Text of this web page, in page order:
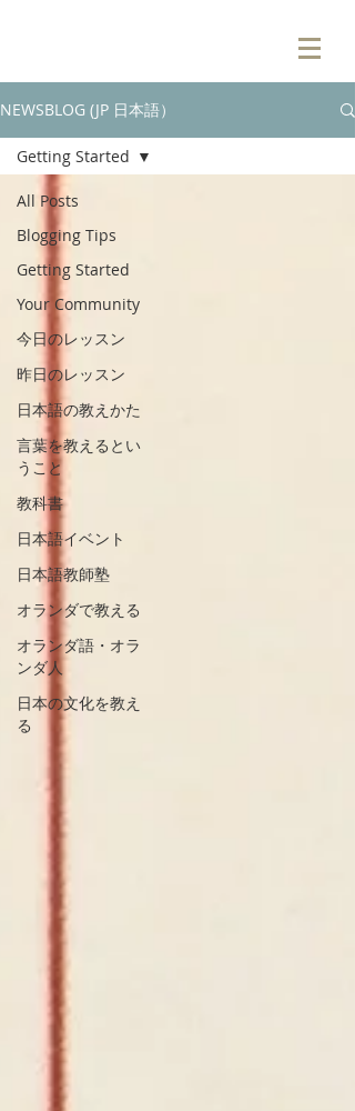
NEWSBLOG (JP 日本語）
All Posts
Blogging Tips
Getting Started
Your Community
今日のレッスン
昨日のレッスン
日本語の教えかた
言葉を教えるとい
うこと
教科書
日本語イベント
日本語教師塾
オランダで教える
オランダ語・オラ
ンダ人
日本の文化を教え
る
Getting Started